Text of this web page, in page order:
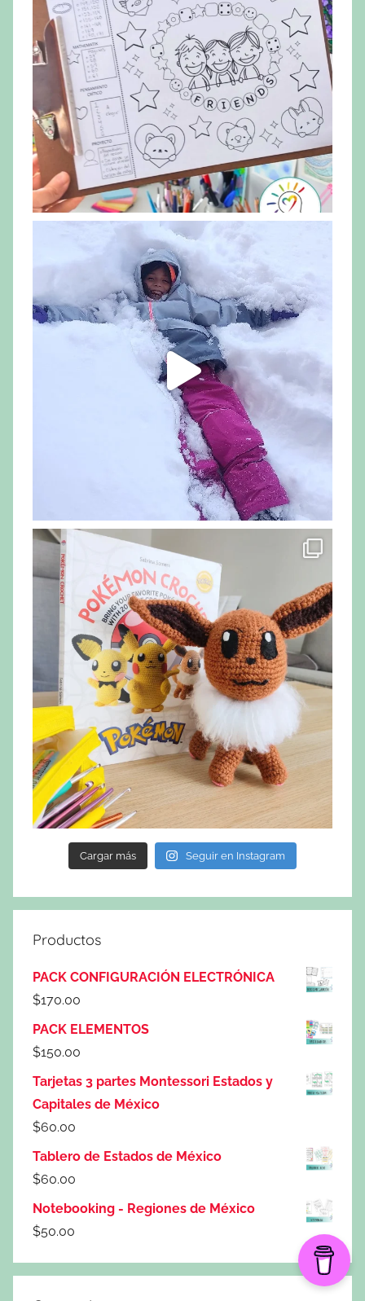
Cargar más Seguir en Instagram
Productos
PACK CONFIGURACIÓN ELECTRÓNICA
$170.00
PACK ELEMENTOS
$150.00
Tarjetas 3 partes Montessori Estados y
Capitales de México
$60.00
Tablero de Estados de México
$60.00
Notebooking - Regiones de México
$50.00